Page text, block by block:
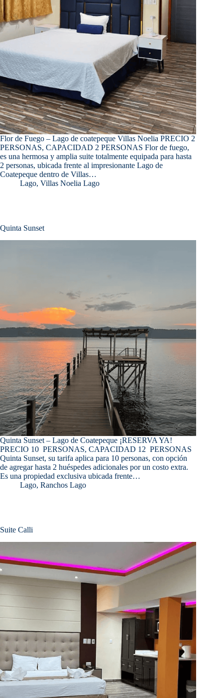
Flor de Fuego – Lago de coatepeque Villas Noelia PRECIO 2
PERSONAS, CAPACIDAD 2 PERSONAS Flor de fuego,
es una hermosa y amplia suite totalmente equipada para hasta
2 personas, ubicada frente al impresionante Lago de
Coatepeque dentro de Villas…
Lago, Villas Noelia Lago
Quinta Sunset
Quinta Sunset – Lago de Coatepeque ¡RESERVA YA!
PRECIO 10 PERSONAS, CAPACIDAD 12 PERSONAS
Quinta Sunset, su tarifa aplica para 10 personas, con opción
de agregar hasta 2 huéspedes adicionales por un costo extra.
Es una propiedad exclusiva ubicada frente…
Lago, Ranchos Lago
Suite Calli